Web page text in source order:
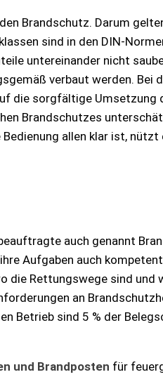
Brandschutz. Darum
sind in den DIN-
untereinander nicht
verbaut werden. Bei
die sorgfältige Umsetzung
Brandschutzes
allen klar ist,
auch genannt
Aufgaben auch
Rettungswege sind und
an
Betrieb sind 5 % der
und Brandposten für